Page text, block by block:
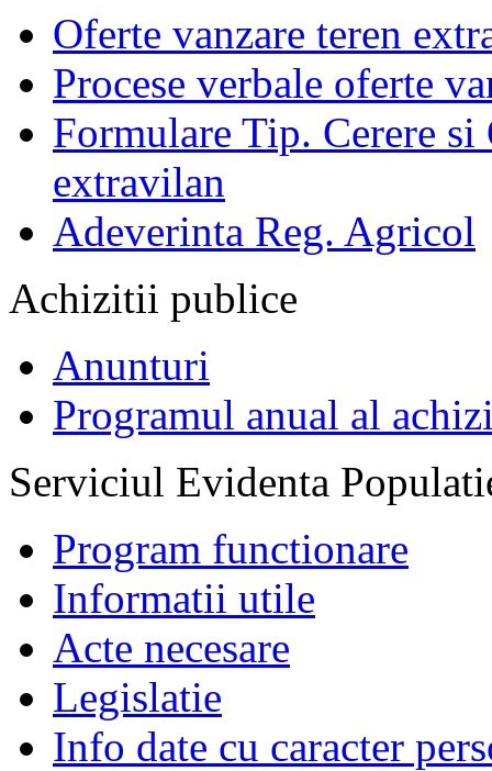
Oferte vanzare teren
Procese verbale oferte
Formulare Tip. Cerere si
extravilan
Adeverinta Reg. Agricol
Achizitii publice
Anunturi
Programul anual al
Serviciul Evidenta
Program functionare
Informatii utile
Acte necesare
Legislatie
Info date cu caracter